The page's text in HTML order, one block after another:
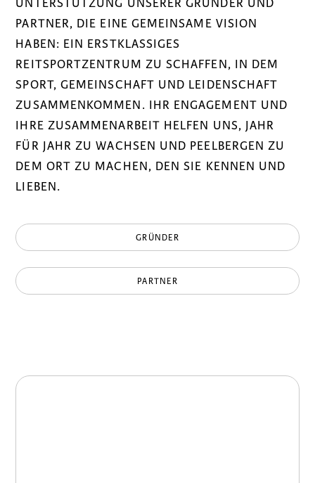
UNTERSTÜTZUNG UNSERER GRÜNDER UND
PARTNER, DIE EINE GEMEINSAME VISION
HABEN: EIN ERSTKLASSIGES
REITSPORTZENTRUM ZU SCHAFFEN, IN DEM
SPORT, GEMEINSCHAFT UND LEIDENSCHAFT
ZUSAMMENKOMMEN. IHR ENGAGEMENT UND
IHRE ZUSAMMENARBEIT HELFEN UNS, JAHR
FÜR JAHR ZU WACHSEN UND PEELBERGEN ZU
DEM ORT ZU MACHEN, DEN SIE KENNEN UND
LIEBEN.
GRÜNDER
PARTNER